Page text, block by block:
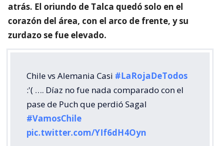
atrás. El oriundo de Talca quedó solo en el
corazón del área, con el arco de frente, y su
zurdazo se fue elevado.
Chile vs Alemania Casi #LaRojaDeTodos
:'( …. Díaz no fue nada comparado con el
pase de Puch que perdió Sagal
#VamosChile
pic.twitter.com/YIf6dH4Oyn